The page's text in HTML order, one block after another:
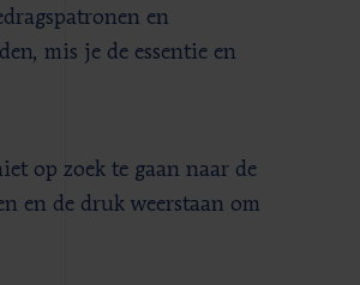
en
mis je de essentie en
op zoek te gaan naar de
en de druk weerstaan om